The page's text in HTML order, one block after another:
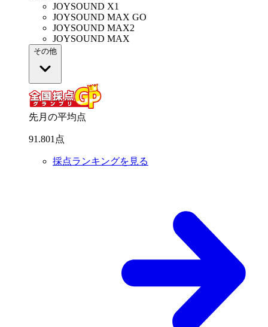
JOYSOUND X1
JOYSOUND MAX GO
JOYSOUND MAX2
JOYSOUND MAX
その他
先月の平均点
91 .801 点
採点ランキングを見る